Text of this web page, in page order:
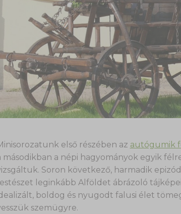
első részében az autógumik
másodikban a népi hagyományok egyik
Soron következő, harmadik
leginkább Alföldet ábrázoló
boldog és nyugodt falusi élet
szemügyre.